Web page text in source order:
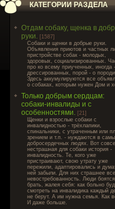
КАТЕГОРИИ РАЗДЕЛА
Отдам собаку, щенка в
руки. [1587]
Cобаки и щенки в добрые руки.
Объявления приютов и частных
пристройстве собак - молодых,
здоровых, социализированных.
про ко всему приученных, иногда
дрессированных, порой - о
Здесь аккумулируются все
о собаках, которым нужен Дом и
Только добрым сердцам:
собаки-инвалиды и с
особенностями. [21]
Щенки и взрослые собаки с
инвалидностью - трёхлапики,
спинальники, с утраченным или
зрением и т.п. - нуждаются в
добросердечных людях. Вот
нестрашная для собаки история -
инвалидность. Те, кого уже
пристраивают, свою утрату уже
пережили, адаптировались и
ней забыли. Для них страшнее
невостребованность. Люди
брать, жалея себя: как больно
смотреть на инвалидика каждый
не берут. А им нужна семья. Как
И даже больше.